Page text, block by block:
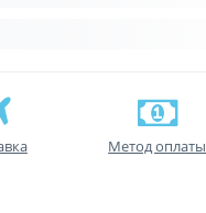
Метод оплаты